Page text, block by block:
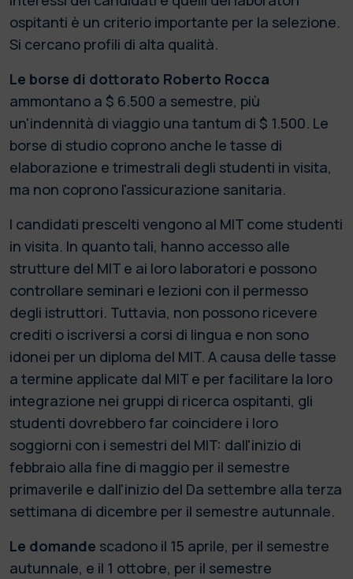
ospitanti è un criterio importante per la selezione.
Si cercano profili di alta qualità.
Le borse di dottorato Roberto Rocca
ammontano a $ 6.500 a semestre, più
un'indennità di viaggio una tantum di $ 1.500. Le
borse di studio coprono anche le tasse di
elaborazione e trimestrali degli studenti in visita,
ma non coprono l'assicurazione sanitaria.
I candidati prescelti vengono al MIT come studenti
in visita. In quanto tali, hanno accesso alle
strutture del MIT e ai loro laboratori e possono
controllare seminari e lezioni con il permesso
degli istruttori. Tuttavia, non possono ricevere
crediti o iscriversi a corsi di lingua e non sono
idonei per un diploma del MIT. A causa delle tasse
a termine applicate dal MIT e per facilitare la loro
integrazione nei gruppi di ricerca ospitanti, gli
studenti dovrebbero far coincidere i loro
soggiorni con i semestri del MIT: dall'inizio di
febbraio alla fine di maggio per il semestre
primaverile e dall'inizio del Da settembre alla terza
settimana di dicembre per il semestre autunnale.
Le domande scadono il 15 aprile, per il semestre
autunnale, e il 1 ottobre, per il semestre